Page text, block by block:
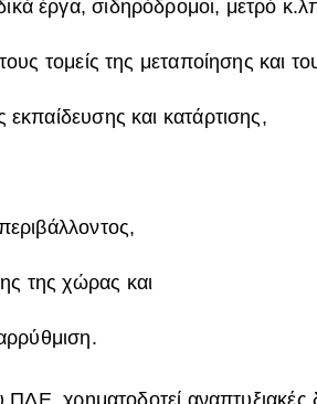
έργα, σιδηρόδρομοι, μετρό
τομείς της μεταποίησης και
και κατάρτισης,
της χώρας και
ΠΔΕ, χρηματοδοτεί αναπτυξιακές